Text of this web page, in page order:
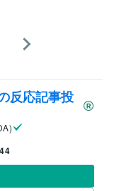
反応記事投
44